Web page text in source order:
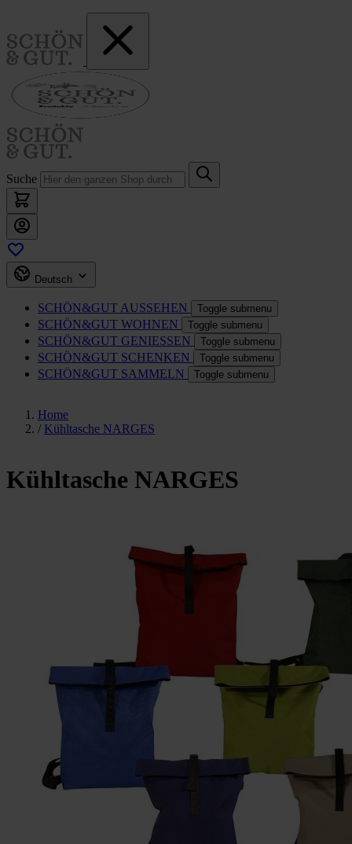
Suche
Deutsch
SCHÖN&GUT AUSSEHEN Toggle submenu
SCHÖN&GUT WOHNEN Toggle submenu
SCHÖN&GUT GENIESSEN Toggle submenu
SCHÖN&GUT SCHENKEN Toggle submenu
SCHÖN&GUT SAMMELN Toggle submenu
Home
/ Kühltasche NARGES
Kühltasche NARGES